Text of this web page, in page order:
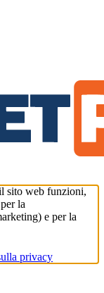
sito web funzioni,
la
e per la
privacy